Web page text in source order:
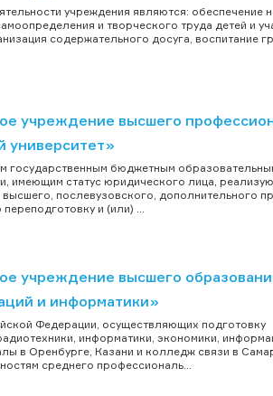
учреждения являются: обеспечение
и творческого труда детей и
содержательного досуга, воспитание
учреждение высшего
университет»
государственным бюджетным
имеющим статус юридического лица,
послевузовского, дополнительного
и (или) ...
учреждение высшего
и информатики»
Федерации, осуществляющих подготовку
информатики, экономики,
в Оренбурге, Казани и колледж связи в
среднего профессиональ...